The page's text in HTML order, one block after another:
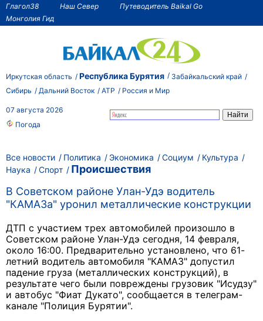
Глагол38 Наш Север
Путеводитель Baikal Go
Монголия Гид
Иркутская область Республика Бурятия
Забайкальский край
Сибирь
Дальний Восток АТР Россия и Мир
07 августа 2026
Погода
Все новости Политика Экономика Социум
Культура
Наука
Спорт
Происшествия
В Советском районе Улан-Удэ водитель
"КАМАЗа" уронил металлические конструкции
ДТП с участием трех автомобилей произошло в
Советском районе Улан-Удэ сегодня, 14 февраля,
около 16:00. Предварительно установлено, что 61-
летний водитель автомобиля "КАМАЗ" допустил
падение груза (металлических конструкций), в
результате чего были повреждены грузовик "Исудзу"
и автобус "Фиат Дукато", сообщается в телеграм-
канале "Полиция Бурятии".